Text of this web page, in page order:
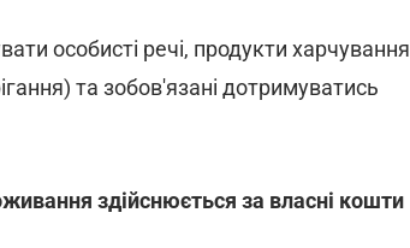
особисті речі, продукти харчування
та зобов'язані дотримуватись
здійснюється за власні кошти